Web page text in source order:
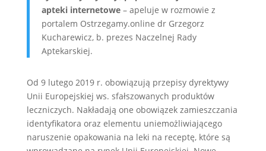
apteki internetowe – apeluje w rozmowie z
portalem Ostrzegamy.online dr Grzegorz
Kucharewicz, b. prezes Naczelnej Rady
Aptekarskiej.
Od 9 lutego 2019 r. obowiązują przepisy dyrektywy
Unii Europejskiej ws. sfałszowanych produktów
leczniczych. Nakładają one obowiązek zamieszczania
identyfikatora oraz elementu uniemożliwiającego
naruszenie opakowania na leki na receptę, które są